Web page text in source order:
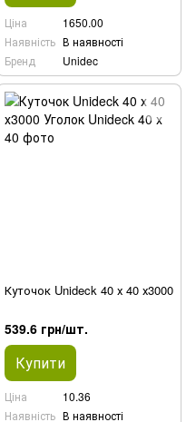
Ціна
1650.00
Наявність В наявності
Бренд
Unidec
Куточок Unideck 40 х 40 х3000
539.6 грн/шт.
Купити
Ціна
10.36
Наявність В наявності